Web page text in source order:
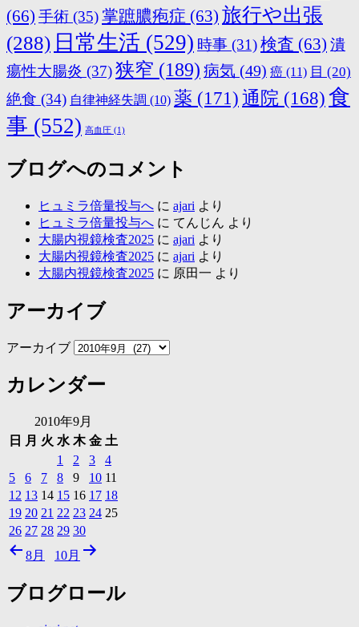
(66) 手術 (35)掌蹠膿疱症 (63) 旅行や出張
(288) 日常生活 (529) 時事 (31)検査 (63) 潰
瘍性大腸炎 (37)狭窄 (189) 病気 (49) 癌 (11) 目 (20)
絶食 (34) 自律神経失調 (10) 薬 (171)通院 (168)食
事 (552) 高血圧 (1)
ブログへのコメント
ヒュミラ倍量投与へ に ajari より
ヒュミラ倍量投与へ に てんじん より
大腸内視鏡検査2025 に ajari より
大腸内視鏡検査2025 に ajari より
大腸内視鏡検査2025 に 原田一 より
アーカイブ
アーカイブ
カレンダー
2010年9月
日
月 火 水 木 金 土
1
2 3
4
5
6 7 8 9 10 11
12 13 14 15 16 17 18
19 20 21 22 23 24 25
26 27 28 29 30
8月
10月
ブログロール